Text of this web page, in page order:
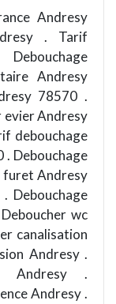
Andresy
. Tarif
Andresy
78570 .
evier Andresy
debouchage
. Debouchage
furet Andresy
Debouchage
wc
canalisation
Andresy .
Andresy .
Andresy .